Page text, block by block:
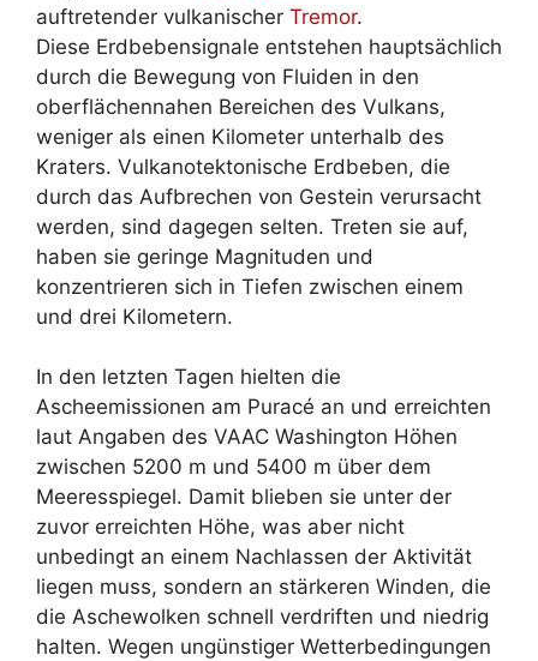
auftretender vulkanischer Tremor.
Diese Erdbebensignale entstehen hauptsächlich
durch die Bewegung von Fluiden in den
oberflächennahen Bereichen des Vulkans,
weniger als einen Kilometer unterhalb des
Kraters. Vulkanotektonische Erdbeben, die
durch das Aufbrechen von Gestein verursacht
werden, sind dagegen selten. Treten sie auf,
haben sie geringe Magnituden und
konzentrieren sich in Tiefen zwischen einem
und drei Kilometern.
In den letzten Tagen hielten die
Ascheemissionen am Puracé an und erreichten
laut Angaben des VAAC Washington Höhen
zwischen 5200 m und 5400 m über dem
Meeresspiegel. Damit blieben sie unter der
zuvor erreichten Höhe, was aber nicht
unbedingt an einem Nachlassen der Aktivität
liegen muss, sondern an stärkeren Winden, die
die Aschewolken schnell verdriften und niedrig
halten. Wegen ungünstiger Wetterbedingungen